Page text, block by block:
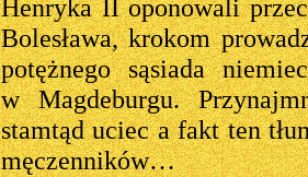
Henryka II oponowali
Bolesława, krokom
potężnego sąsiada
w Magdeburgu.
stamtąd uciec a fakt ten
męczenników…